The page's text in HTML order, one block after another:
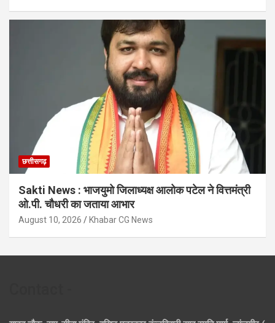
छत्तीसगढ़
Sakti News : भाजयुमो जिलाध्यक्ष आलोक पटेल ने वित्तमंत्री
ओ.पी. चौधरी का जताया आभार
August 10, 2026 Khabar CG News